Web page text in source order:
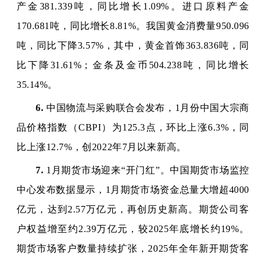
产金381.339吨，同比增长1.09%。进口原料产金
170.681吨，同比增长8.81%。我国黄金消费量950.096
吨，同比下降3.57%，其中，黄金首饰363.836吨，同
比下降31.61%；金条及金币504.238吨，同比增长
35.14%。
6. 中国物流与采购联合会发布，1月份中国大宗商
品价格指数（CBPI）为125.3点，环比上涨6.3%，同
比上涨12.7%，创2022年7月以来新高。
7. 1月期货市场迎来“开门红”。中国期货市场监控
中心发布数据显示，1月期货市场资金总量大增超4000
亿元，达到2.57万亿元，再创历史新高。期货公司客
户权益增至约2.39万亿元，较2025年底增长约19%。
期货市场客户数量持续扩张，2025年全年新开期货客